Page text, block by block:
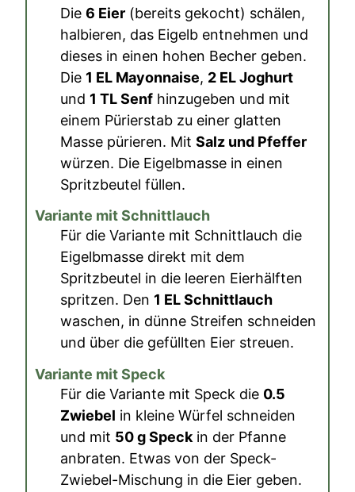
Die 6 Eier (bereits gekocht) schälen,
halbieren, das Eigelb entnehmen und
dieses in einen hohen Becher geben.
Die 1 EL Mayonnaise, 2 EL Joghurt
und 1 TL Senf hinzugeben und mit
einem Pürierstab zu einer glatten
Masse pürieren. Mit Salz und Pfeffer
würzen. Die Eigelbmasse in einen
Spritzbeutel füllen.
Variante mit Schnittlauch
Für die Variante mit Schnittlauch die
Eigelbmasse direkt mit dem
Spritzbeutel in die leeren Eierhälften
spritzen. Den 1 EL Schnittlauch
waschen, in dünne Streifen schneiden
und über die gefüllten Eier streuen.
Variante mit Speck
Für die Variante mit Speck die 0.5
Zwiebel in kleine Würfel schneiden
und mit 50 g Speck in der Pfanne
anbraten. Etwas von der Speck-
Zwiebel-Mischung in die Eier geben.